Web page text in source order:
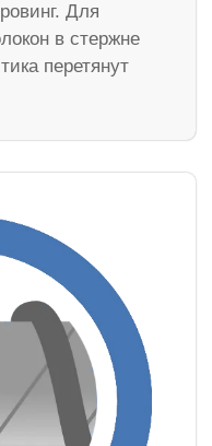
Для
в стержне
перетянут